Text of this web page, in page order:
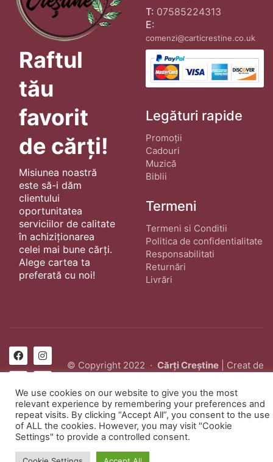
Raftul
tău
favorit
de cărți!
Misiunea noastră
este să-i dăm
clientului
oportunitatea
serviciilor de calitate
în achiziționarea
celei mai bune cărți.
Alege cartea ta
preferată cu noi!
T: 07585224313
E:
comenzi@carticrestine.co.uk
Legături rapide
Promoții
Cadouri
Muzică
Biblii
Termeni
Termeni si Conditii
Politica de confidentialitate
Responsabilitati
Returnări
Livrări
© Copyright 2022 · Cărți Creștine | Creat de
We use cookies on our website to give you the most
relevant experience by remembering your preferences and
repeat visits. By clicking “Accept All”, you consent to the use
of ALL the cookies. However, you may visit "Cookie
Settings" to provide a controlled consent.